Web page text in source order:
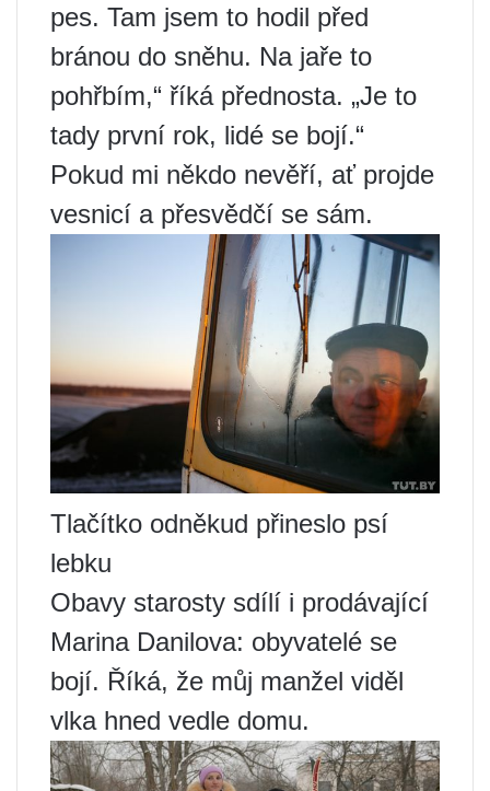
pes. Tam jsem to hodil před
bránou do sněhu. Na jaře to
pohřbím,“ říká přednosta. „Je to
tady první rok, lidé se bojí.“
Pokud mi někdo nevěří, ať projde
vesnicí a přesvědčí se sám.
Tlačítko odněkud přineslo psí
lebku
Obavy starosty sdílí i prodávající
Marina Danilova: obyvatelé se
bojí. Říká, že můj manžel viděl
vlka hned vedle domu.